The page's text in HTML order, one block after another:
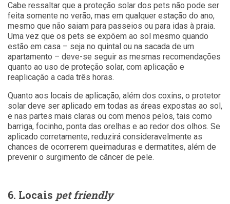
Cabe ressaltar que a proteção solar dos pets não pode ser
feita somente no verão, mas em qualquer estação do ano,
mesmo que não saiam para passeios ou para idas à praia.
Uma vez que os pets se expõem ao sol mesmo quando
estão em casa – seja no quintal ou na sacada de um
apartamento – deve-se seguir as mesmas recomendações
quanto ao uso de proteção solar, com aplicação e
reaplicação a cada três horas.
Quanto aos locais de aplicação, além dos coxins, o protetor
solar deve ser aplicado em todas as áreas expostas ao sol,
e nas partes mais claras ou com menos pelos, tais como
barriga, focinho, ponta das orelhas e ao redor dos olhos. Se
aplicado corretamente, reduzirá consideravelmente as
chances de ocorrerem queimaduras e dermatites, além de
prevenir o surgimento de câncer de pele.
6. Locais pet friendly